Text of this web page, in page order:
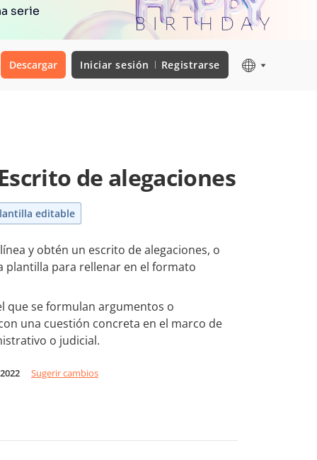
serie
Descargar Iniciar sesión Registrarse
de alegaciones
editable
y obtén un escrito de alegaciones, o
plantilla para rellenar en el formato
que se formulan argumentos o
una cuestión concreta en el marco de
o judicial.
Sugerir cambios